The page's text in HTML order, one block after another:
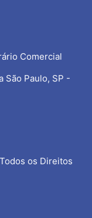
Comercial
São Paulo, SP -
os Direitos